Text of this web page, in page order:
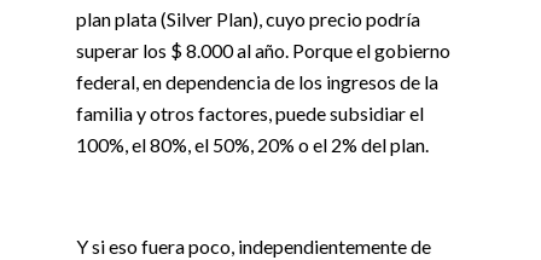
plan plata (Silver Plan), cuyo precio podría
superar los $ 8.000 al año. Porque el gobierno
federal, en dependencia de los ingresos de la
familia y otros factores, puede subsidiar el
100%, el 80%, el 50%, 20% o el 2% del plan.
Y si eso fuera poco, independientemente de